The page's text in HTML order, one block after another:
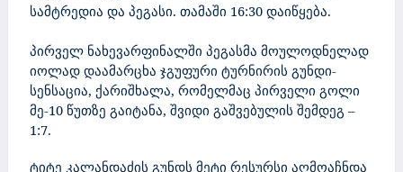
სამტრედია და პეგასი. თამაში 16:30 დაიწყება.
პირველ ნახევარფინალში პეგასმა მოულოდნელად
იოლად დაამარცხა ჯგუფური ტურნირის გუნდი-
სენსაცია, ქარიშხალა, რომელმაც პირველი გოლი
მე-10 წუთზე გაიტანა, შვიდი გაშვებულის შემდეგ –
1:7.
ტიტე კალანდაძის გუნდს მეტი რესურსი აღმოაჩნდა